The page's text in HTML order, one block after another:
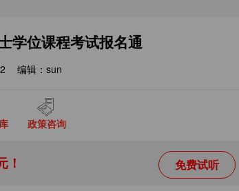
学位课程考试报名通
编辑：sun
政策咨询
免费试听
！